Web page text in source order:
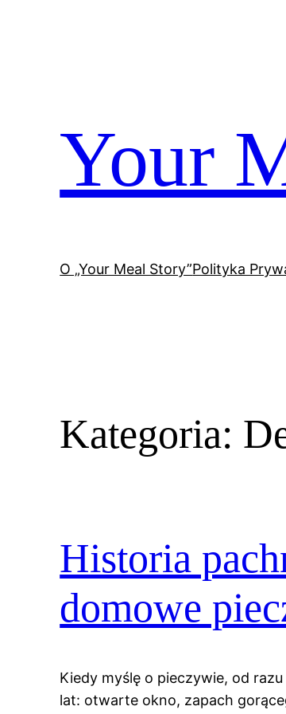
Your
O „Your Meal Story”Polityka
Kategoria:
Historia
domowe
Kiedy myślę o pieczywie, od
lat: otwarte okno, zapach